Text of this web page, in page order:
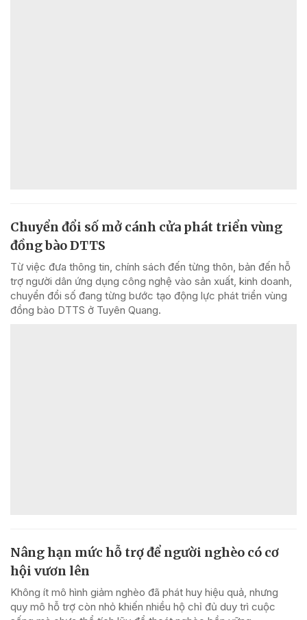
Chuyển đổi số mở cánh cửa phát triển vùng
đồng bào DTTS
Từ việc đưa thông tin, chính sách đến từng thôn, bản đến hỗ
trợ người dân ứng dụng công nghệ vào sản xuất, kinh doanh,
chuyển đổi số đang từng bước tạo động lực phát triển vùng
đồng bào DTTS ở Tuyên Quang.
Nâng hạn mức hỗ trợ để người nghèo có cơ
hội vươn lên
Không ít mô hình giảm nghèo đã phát huy hiệu quả, nhưng
quy mô hỗ trợ còn nhỏ khiến nhiều hộ chỉ đủ duy trì cuộc